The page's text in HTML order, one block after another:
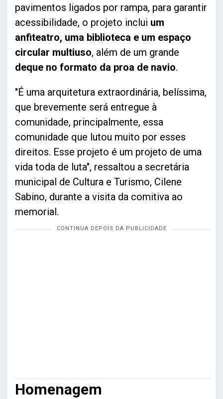
pavimentos ligados por rampa, para garantir
acessibilidade, o projeto inclui um
anfiteatro, uma biblioteca e um espaço
circular multiuso, além de um grande
deque no formato da proa de navio.
"É uma arquitetura extraordinária, belíssima,
que brevemente será entregue à
comunidade, principalmente, essa
comunidade que lutou muito por esses
direitos. Esse projeto é um projeto de uma
vida toda de luta", ressaltou a secretária
municipal de Cultura e Turismo, Cilene
Sabino, durante a visita da comitiva ao
memorial.
Homenagem